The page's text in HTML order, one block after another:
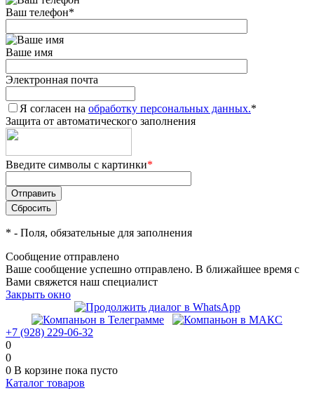
Ваш телефон*
Ваше имя
Электронная почта
Я согласен на обработку персональных данных.*
Защита от автоматического заполнения
Введите символы с картинки*
* - Поля, обязательные для заполнения
Сообщение отправлено
Ваше сообщение успешно отправлено. В ближайшее время с
Вами свяжется наш специалист
Закрыть окно
+7 (928) 229-06-32
0
0
0 В корзине пока пусто
Каталог товаров